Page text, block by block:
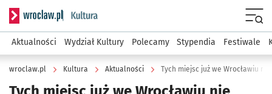
Serwis informacyjny wroclaw.pl podserwis: Kultura
Aktualności Wydział Kultury Polecamy Stypendia Festiwale
wroclaw.pl Kultura Aktualności Tych miejsc już we Wrocławiu